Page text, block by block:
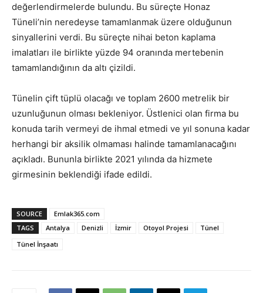
değerlendirmelerde bulundu. Bu süreçte Honaz
Tüneli’nin neredeyse tamamlanmak üzere olduğunun
sinyallerini verdi. Bu süreçte nihai beton kaplama
imalatları ile birlikte yüzde 94 oranında mertebenin
tamamlandığının da altı çizildi.
Tünelin çift tüplü olacağı ve toplam 2600 metrelik bir
uzunluğunun olması bekleniyor. Üstlenici olan firma bu
konuda tarih vermeyi de ihmal etmedi ve yıl sonuna kadar
herhangi bir aksilik olmaması halinde tamamlanacağını
açıkladı. Bununla birlikte 2021 yılında da hizmete
girmesinin beklendiği ifade edildi.
SOURCE
Emlak365.com
TAGS
Antalya Denizli İzmir Otoyol Projesi
Tünel
Tünel İnşaatı